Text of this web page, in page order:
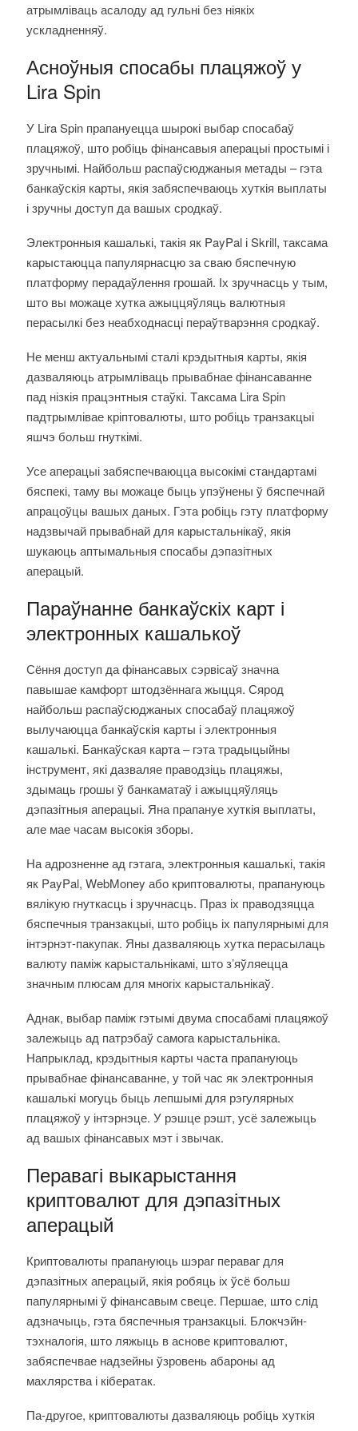
атрымліваць асалоду ад гульні без ніякіх
ускладненняў.
Асноўныя спосабы плацяжоў у
Lira Spin
У Lira Spin прапануецца шырокі выбар спосабаў
плацяжоў, што робіць фінансавыя аперацыі простымі і
зручнымі. Найбольш распаўсюджаныя метады – гэта
банкаўскія карты, якія забяспечваюць хуткія выплаты
і зручны доступ да вашых сродкаў.
Электронныя кашалькі, такія як PayPal і Skrill, таксама
карыстаюцца папулярнасцю за сваю бяспечную
платформу перадаўлення грошай. Іх зручнасць у тым,
што вы можаце хутка ажыццяўляць валютныя
перасылкі без неабходнасці пераўтварэння сродкаў.
Не менш актуальнымі сталі крэдытныя карты, якія
дазваляюць атрымліваць прывабнае фінансаванне
пад нізкія працэнтныя стаўкі. Tаксама Lira Spin
падтрымлівае кріптовалюты, што робіць транзакцыі
яшчэ больш гнуткімі.
Усе аперацыі забяспечваюцца высокімі стандартамі
бяспекі, таму вы можаце быць упэўнены ў бяспечнай
апрацоўцы вашых даных. Гэта робіць гэту платформу
надзвычай прывабнай для карыстальнікаў, якія
шукаюць аптымальныя спосабы дэпазітных
аперацый.
Параўнанне банкаўскіх карт і
электронных кашалькоў
Сёння доступ да фінансавых сэрвісаў значна
павышае камфорт штодзённага жыцця. Сярод
найбольш распаўсюджаных спосабаў плацяжоў
вылучаюцца банкаўскія карты і электронныя
кашалькі. Банкаўская карта – гэта традыцыйны
інструмент, які дазваляе праводзіць плацяжы,
здымаць грошы ў банкаматаў і ажыццяўляць
дэпазітныя аперацыі. Яна прапануе хуткія выплаты,
але мае часам высокія зборы.
На адрозненне ад гэтага, электронныя кашалькі, такія
як PayPal, WebMoney або криптовалюты, прапануюць
вялікую гнуткасць і зручнасць. Праз іх праводзяцца
бяспечныя транзакцыі, што робіць іх папулярнымі для
інтэрнэт-пакупак. Яны дазваляюць хутка перасылаць
валюту паміж карыстальнікамі, што з’яўляецца
значным плюсам для многіх карыстальнікаў.
Аднак, выбар паміж гэтымі двума спосабамі плацяжоў
залежыць ад патрэбаў самога карыстальніка.
Напрыклад, крэдытныя карты часта прапануюць
прывабнае фінансаванне, у той час як электронныя
кашалькі могуць быць лепшымі для рэгулярных
плацяжоў у інтэрнэце. У рэшце рэшт, усё залежыць
ад вашых фінансавых мэт і звычак.
Перавагі выкарыстання
криптовалют для дэпазітных
аперацый
Криптовалюты прапануюць шэраг пераваг для
дэпазітных аперацый, якія робяць іх ўсё больш
папулярнымі ў фінансавым свеце. Першае, што слід
адзначыць, гэта бяспечныя транзакцыі. Блокчэйн-
тэхналогія, што ляжыць в аснове криптовалют,
забяспечвае надзейны ўзровень абароны ад
махлярства і кібератак.
Па-другое, криптовалюты дазваляюць робіць хуткія